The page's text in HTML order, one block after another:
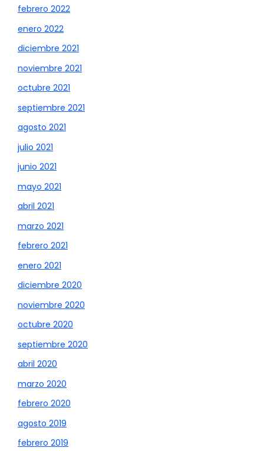
febrero 2022
enero 2022
diciembre 2021
noviembre 2021
octubre 2021
septiembre 2021
agosto 2021
julio 2021
junio 2021
mayo 2021
abril 2021
marzo 2021
febrero 2021
enero 2021
diciembre 2020
noviembre 2020
octubre 2020
septiembre 2020
abril 2020
marzo 2020
febrero 2020
agosto 2019
febrero 2019